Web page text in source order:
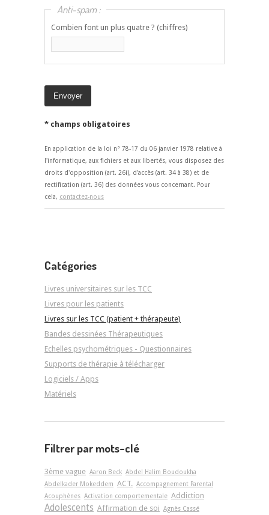
Anti-spam :
Combien font un plus quatre ? (chiffres)
* champs obligatoires
En application de la loi n° 78-17 du 06 janvier 1978 relative à
l'informatique, aux fichiers et aux libertés, vous disposez des
droits d'opposition (art. 26i), d'accès (art. 34 à 38) et de
rectification (art. 36) des données vous concernant. Pour
cela, contactez-nous
Catégories
Livres universitaires sur les TCC
Livres pour les patients
Livres sur les TCC (patient + thérapeute)
Bandes dessinées Thérapeutiques
Echelles psychométriques - Questionnaires
Supports de thérapie à télécharger
Logiciels / Apps
Matériels
Filtrer par mots-clé
3ème vague Aaron Beck Abdel Halim Boudoukha
Abdelkader Mokeddem ACT. Accompagnement Parental
Acouphènes Activation comportementale Addiction
Adolescents Affirmation de soi Agnès Cassé